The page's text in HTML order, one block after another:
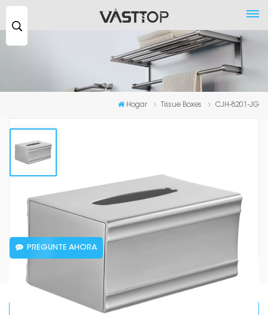
Hogar Tissue Boxes CJH-8201-JG
CJH-8201-JG
CJH-8201-JG
PREGUNTE AHORA
CATEGORÍAS DE PRODUCTO